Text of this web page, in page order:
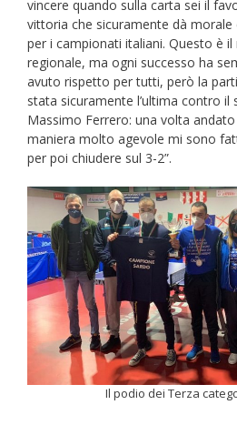
vincere quando sulla carta sei il
vittoria che sicuramente dà
per i campionati italiani. Questo è
regionale, ma ogni successo ha
avuto rispetto per tutti, però la
stata sicuramente l’ultima contro il
Massimo Ferrero: una volta
maniera molto agevole mi sono
per poi chiudere sul 3-2”.
Il podio dei Terza